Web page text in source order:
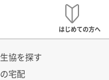
はじめての方へ
協を探す
宅配